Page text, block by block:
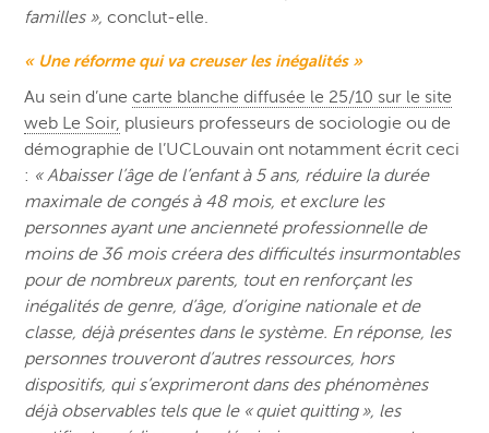
familles », conclut-elle.
« Une réforme qui va creuser les inégalités »
Au sein d’unecarte blanche diffusée le 25/10 sur le site
web Le Soir, plusieurs professeurs de sociologie ou de
démographie de l’UCLouvain ont notamment écrit ceci
: « Abaisser l’âge de l’enfant à 5 ans, réduire la durée
maximale de congés à 48 mois, et exclure les
personnes ayant une ancienneté professionnelle de
moins de 36 mois créera des difficultés insurmontables
pour de nombreux parents, tout en renforçant les
inégalités de genre, d’âge, d’origine nationale et de
classe, déjà présentes dans le système. En réponse, les
personnes trouveront d’autres ressources, hors
dispositifs, qui s’exprimeront dans des phénomènes
déjà observables tels que le « quiet quitting », les